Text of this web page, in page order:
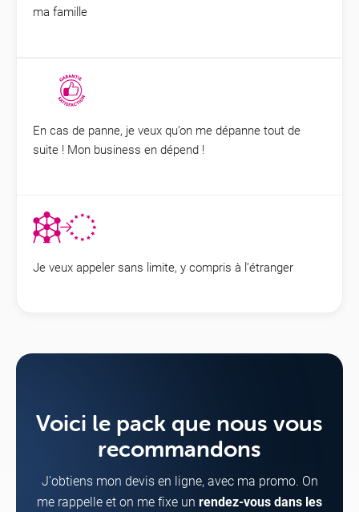
profil
ma famille
En cas de panne, je veux qu’on me dépanne tout de
suite ! Mon business en dépend !
Je veux appeler sans limite, y compris à l’étranger
Voici le pack que nous vous
recommandons
J'obtiens mon devis en ligne, avec ma promo. On
me rappelle et on me fixe un rendez-vous dans les